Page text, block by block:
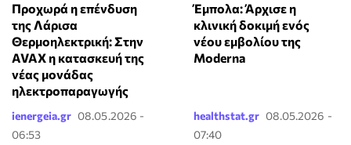
Προχωρά η επένδυση
της Λάρισα
Θερμοηλεκτρική: Στην
AVAX η κατασκευή της
νέας μονάδας
ηλεκτροπαραγωγής
ienergeia.gr 08.05.2026 -
06:53
Έμπολα: Άρχισε η
κλινική δοκιμή ενός
νέου εμβολίου της
Moderna
healthstat.gr 08.05.2026 -
07:40